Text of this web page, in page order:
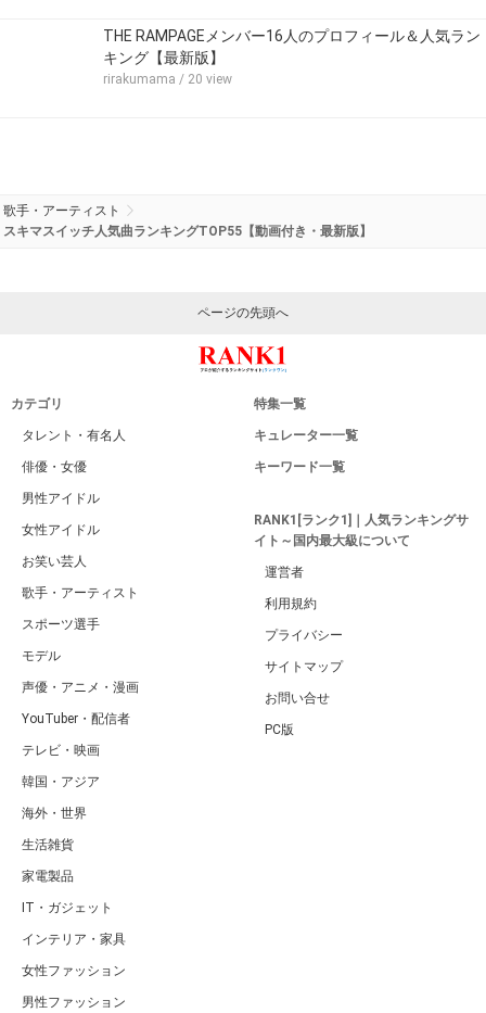
THE RAMPAGEメンバー16人のプロフィール＆人気ラン
キング【最新版】
rirakumama / 20 view
歌手・アーティスト
スキマスイッチ人気曲ランキングTOP55【動画付き・最新版】
ページの先頭へ
カテゴリ
タレント・有名人
俳優・女優
男性アイドル
女性アイドル
お笑い芸人
歌手・アーティスト
スポーツ選手
モデル
声優・アニメ・漫画
YouTuber・配信者
テレビ・映画
韓国・アジア
海外・世界
生活雑貨
家電製品
IT・ガジェット
インテリア・家具
女性ファッション
男性ファッション
特集一覧
キュレーター一覧
キーワード一覧
RANK1[ランク1]｜人気ランキングサ
イト～国内最大級について
運営者
利用規約
プライバシー
サイトマップ
お問い合せ
PC版